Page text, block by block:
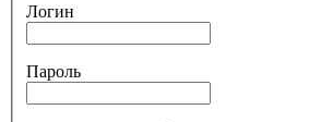
Логин
Пароль